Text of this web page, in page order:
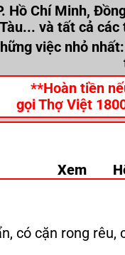
Hồ Chí Minh,
Tàu... và tất cả
việc nhỏ
**Hoàn tiền
gọi Thợ Việt
Xem
có cặn rong